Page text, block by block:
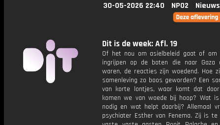
30-05-2026 22:40 NPO2
Dit is de week: Afl. 19
Of het nou om asielbeleid gaat of om
ingrijpen op de boten die naar Gaza
waren, de reacties zijn woedend. Hoe
samenleving zo boos geworden? Een
van korte lontjes, waar komt dat
komen we van woede bij hoop? Wat
nodig en wat helpt daarbij? Allemaal
psychiater Esther van Fenema. Zij is